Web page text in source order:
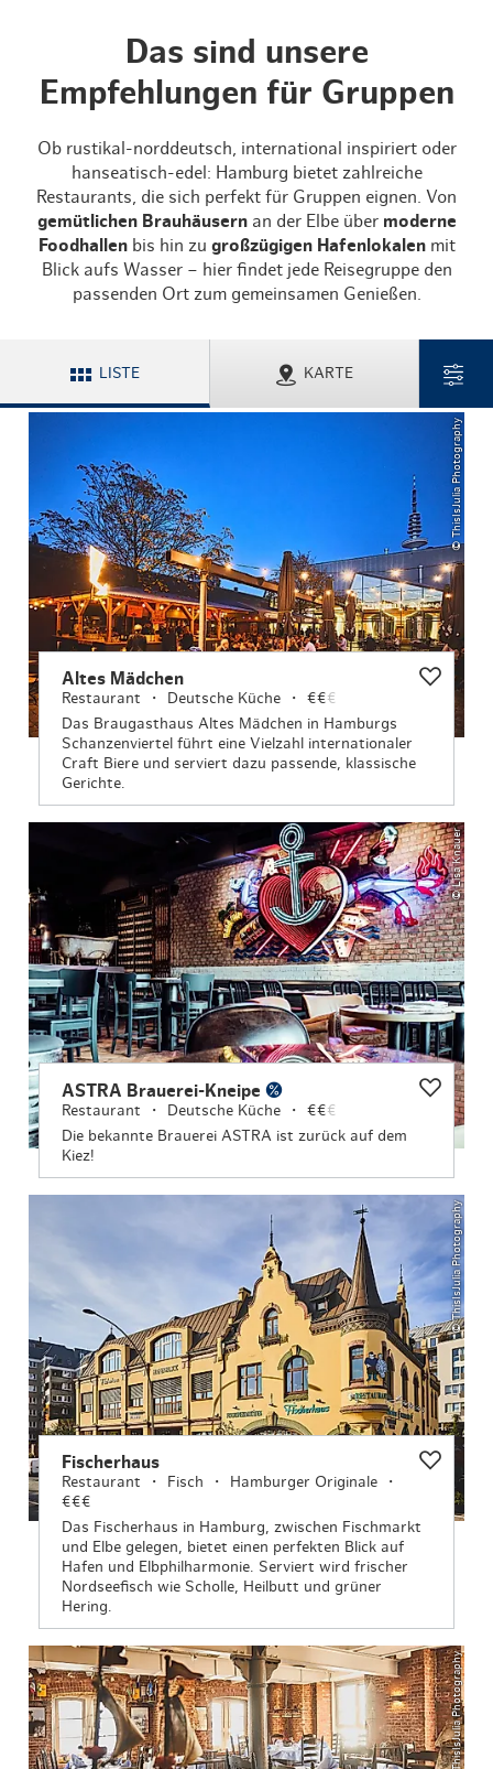
Das sind unsere
Empfehlungen für Gruppen
Ob rustikal-norddeutsch, international inspiriert oder
hanseatisch-edel: Hamburg bietet zahlreiche
Restaurants, die sich perfekt für Gruppen eignen. Von
gemütlichen Brauhäusernan der Elbe über moderne
Foodhallen bis hin zu großzügigen Hafenlokalen mit
Blick aufs Wasser – hier findet jede Reisegruppe den
passenden Ort zum gemeinsamen Genießen.
LISTE KARTE
© ThisIsJulia Photography
Altes Mädchen
Restaurant Deutsche Küche €€€
Das Braugasthaus Altes Mädchen in Hamburgs
Schanzenviertel führt eine Vielzahl internationaler
Craft Biere und serviert dazu passende, klassische
Gerichte.
© Lisa Knauer
ASTRA Brauerei-Kneipe
Restaurant Deutsche Küche €€€
Die bekannte Brauerei ASTRA ist zurück auf dem
Kiez!
© ThisIsJulia Photography
Fischerhaus
Restaurant Fisch
Hamburger Originale
€€€
Das Fischerhaus in Hamburg, zwischen Fischmarkt
und Elbe gelegen, bietet einen perfekten Blick auf
Hafen und Elbphilharmonie. Serviert wird frischer
Nordseefisch wie Scholle, Heilbutt und grüner
Hering.
© ThisIsJulia Photography